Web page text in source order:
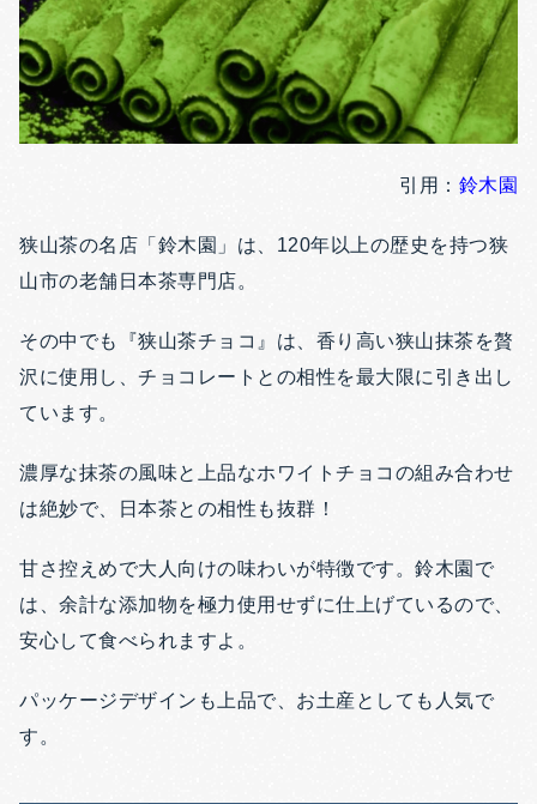
引用： 鈴木園
狭山茶の名店「鈴木園」は、120年以上の歴史を持つ狭
山市の老舗日本茶専門店。
その中でも『狭山茶チョコ』は、香り高い狭山抹茶を贅
沢に使用し、チョコレートとの相性を最大限に引き出し
ています。
濃厚な抹茶の風味と上品なホワイトチョコの組み合わせ
は絶妙で、日本茶との相性も抜群！
甘さ控えめで大人向けの味わいが特徴です。鈴木園で
は、余計な添加物を極力使用せずに仕上げているので、
安心して食べられますよ。
パッケージデザインも上品で、お土産としても人気で
す。